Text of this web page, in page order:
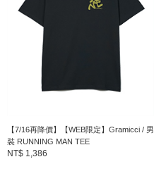
【7/16再降價】【WEB限定】Gramicci / 男
裝 RUNNING MAN TEE
NT$ 1,386